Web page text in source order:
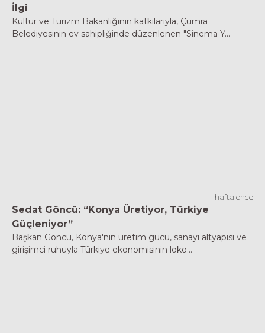
İlgi
Kültür ve Turizm Bakanlığının katkılarıyla, Çumra
Belediyesinin ev sahipliğinde düzenlenen "Sinema Y...
1 hafta önce
Sedat Göncü: “Konya Üretiyor, Türkiye
Güçleniyor”
Başkan Göncü, Konya'nın üretim gücü, sanayi altyapısı ve
girişimci ruhuyla Türkiye ekonomisinin loko...